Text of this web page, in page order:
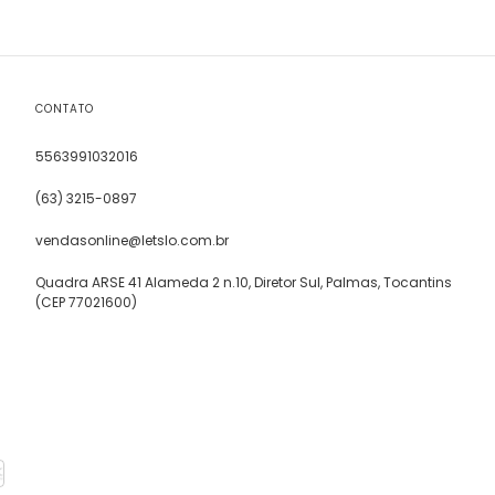
CONTATO
5563991032016
(63) 3215-0897
vendasonline@letslo.com.br
Quadra ARSE 41 Alameda 2 n.10, Diretor Sul, Palmas, Tocantins
(CEP 77021600)